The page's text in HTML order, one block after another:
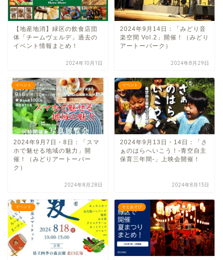
【地産地消】緑区の飲食店団
体「チームヴェルデ」過去の
イベント情報まとめ！
2024年10月1日
2024年9月14日：「みどり音
楽空間 Vol.2」開催！（みどり
アートーパーク）
2024年8月29日
イベント
2024年9月7日・8日：「スマ
ホで魅せる地域の魅力」開
催！（みどりアートーパー
ク）
2024年8月28日
イベント
2024年9月13日・14日：「さ
ぁのはらへいこう！-青空自主
保育三年間-」上映会開催！
2024年8月13日
イベント そとあそび